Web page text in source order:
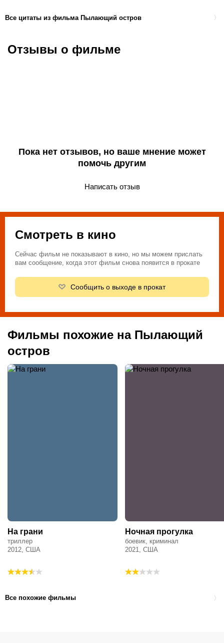
Все цитаты из фильма Пылающий остров
Отзывы о фильме
Пока нет отзывов, но ваше мнение может
помочь другим
Написать отзыв
Смотреть в кино
Сейчас фильм не показывают в кино, но мы можем прислать
вам сообщение, когда этот фильм снова появится в прокате
Сообщить о выходе в прокат
Фильмы похожие на Пылающий
остров
На грани
триллер
2012, США
Ночная прогулка
боевик, криминал
2021, США
Все похожие фильмы